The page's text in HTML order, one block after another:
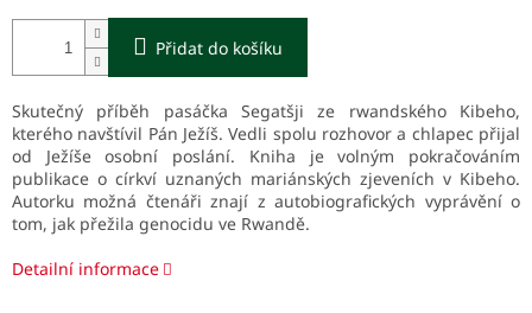
Přidat do košíku
Skutečný příběh pasáčka Segatšji ze rwandského Kibeho,
kterého navštívil Pán Ježíš. Vedli spolu rozhovor a chlapec přijal
od Ježíše osobní poslání. Kniha je volným pokračováním
publikace o církví uznaných mariánských zjeveních v Kibeho.
Autorku možná čtenáři znají z autobiografických vyprávění o
tom, jak přežila genocidu ve Rwandě.
Detailní informace